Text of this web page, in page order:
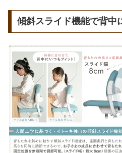
傾斜スライド機能で背中